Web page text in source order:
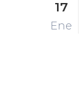
17
Ene